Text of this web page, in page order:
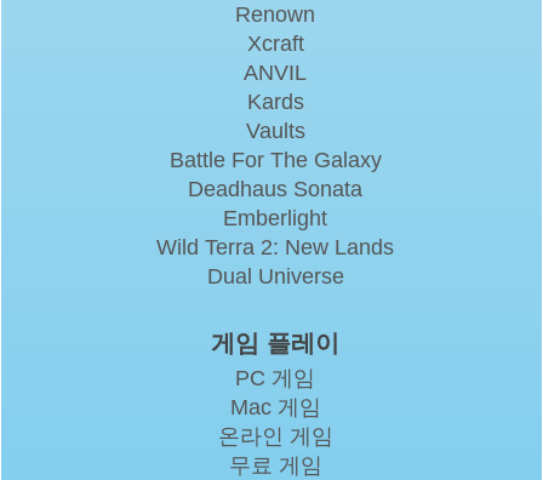
Renown
Xcraft
ANVIL
Kards
Vaults
Battle For The Galaxy
Deadhaus Sonata
Emberlight
Wild Terra 2: New Lands
Dual Universe
게임 플레이
PC 게임
Mac 게임
온라인 게임
무료 게임